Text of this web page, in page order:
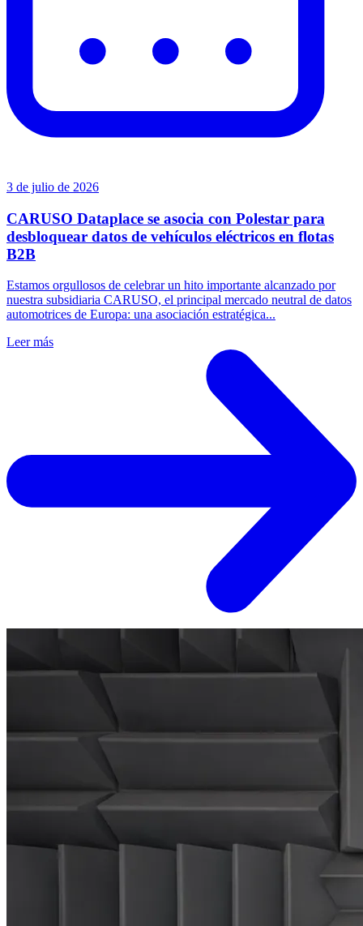
3 de julio de 2026
CARUSO Dataplace se asocia con Polestar para
desbloquear datos de vehículos eléctricos en flotas
B2B
Estamos orgullosos de celebrar un hito importante alcanzado por
nuestra subsidiaria CARUSO, el principal mercado neutral de datos
automotrices de Europa: una asociación estratégica...
Leer más